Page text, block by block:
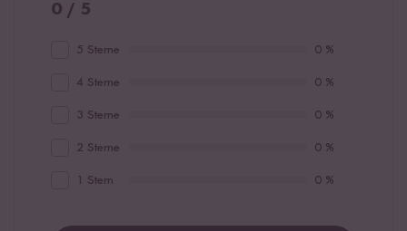
0 / 5
5 Sterne 0 %
4 Sterne 0 %
3 Sterne 0 %
2 Sterne 0 %
1 Stern 0 %